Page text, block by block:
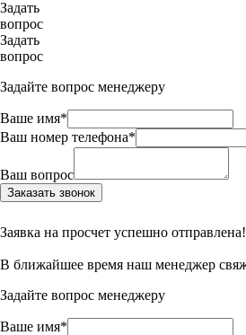
Задать
вопрос
Задать
вопрос
Задайте вопрос менеджеру
Ваше имя*
Ваш номер телефона*
Ваш вопрос
Заказать звонок
Заявка на просчет успешно отправлена!
В ближайшее время наш менеджер
Задайте вопрос менеджеру
Ваше имя*